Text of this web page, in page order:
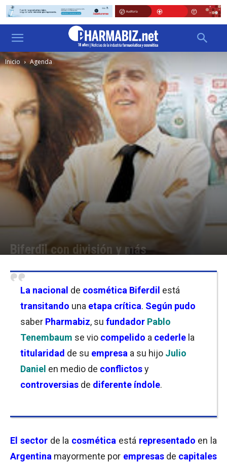
Inicio Agenda
Biferdil con división y más
La nacional de cosmética Biferdil está
transitando una etapa crítica. Según pudo
saber Pharmabiz, su fundador Pablo
Tenembaum se vio compelido a cederle la
titularidad de su empresa a su hijo Julio
Daniel en medio de conflictosy
controversias de diferente índole.
El sector de la cosmética está representado en la
Argentina mayormente por empresas de capitales